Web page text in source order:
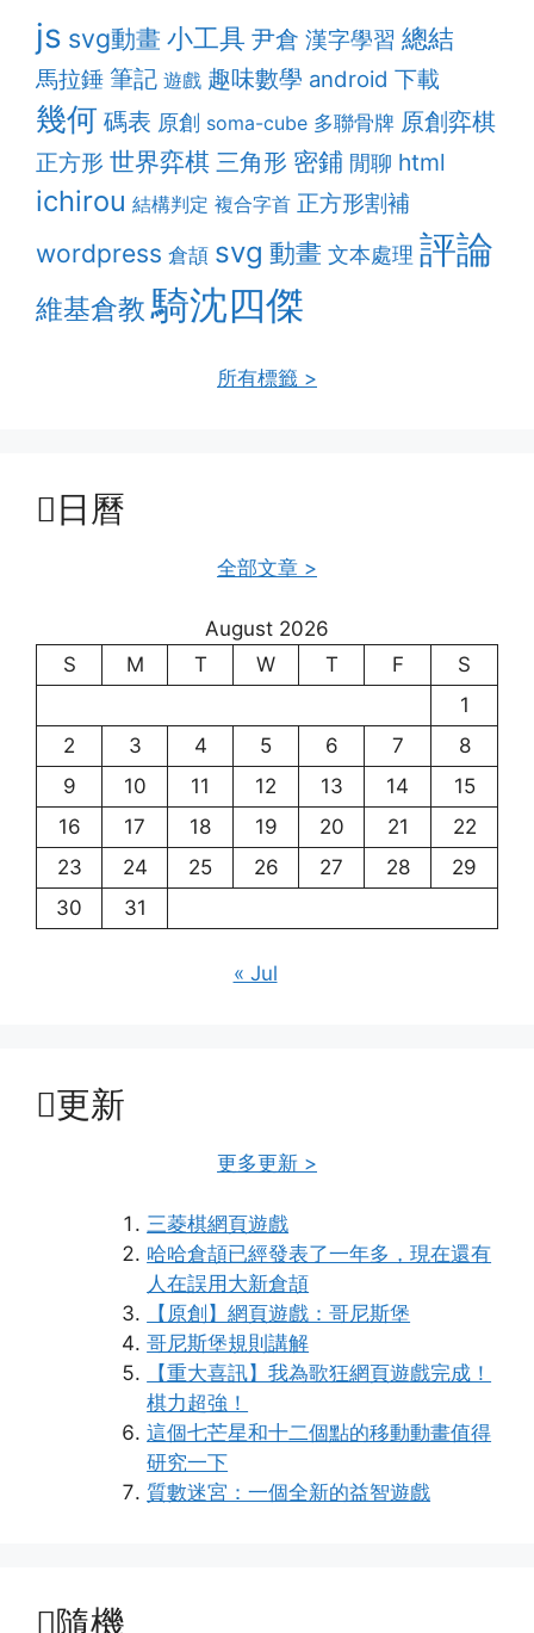
js svg動畫 小工具 尹倉 漢字學習 總結
馬拉錘 筆記 遊戲 趣味數學 android 下載
幾何 碼表 原創 soma-cube 多聯骨牌 原創弈棋
正方形 世界弈棋 三角形 密鋪 閒聊 html
ichirou 結構判定 複合字首 正方形割補
wordpress 倉頡 svg 動畫 文本處理 評論
維基倉教 騎沈四傑
所有標籤 >
日曆
全部文章 >
August 2026
S
M T W T F
S
1
2
3 4 5 6 7
8
9
10 11 12 13 14
15
16
17 18 19 20 21
22
23
24 25 26 27 28
29
30
31
« Jul
更新
更多更新 >
三菱棋網頁遊戲
哈哈倉頡已經發表了一年多，現在還有
人在誤用大新倉頡
【原創】網頁遊戲：哥尼斯堡
哥尼斯堡規則講解
【重大喜訊】我為歌狂網頁遊戲完成！
棋力超強！
這個七芒星和十二個點的移動動畫值得
研究一下
質數迷宮：一個全新的益智遊戲
隨機